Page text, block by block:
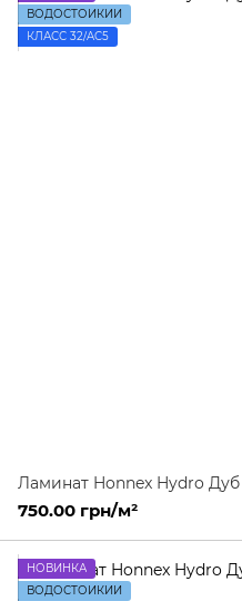
ВОДОСТОЙКИЙ
КЛАСС 32/AC5
Ламинат Honnex Hydro
750.00 грн/м²
НОВИНКА
ВОДОСТОЙКИЙ